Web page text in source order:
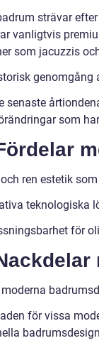
strävar
vanligtvis
som jacuzzis
genomgång
senaste
som
ren estetik
teknologiska
för
för vissa